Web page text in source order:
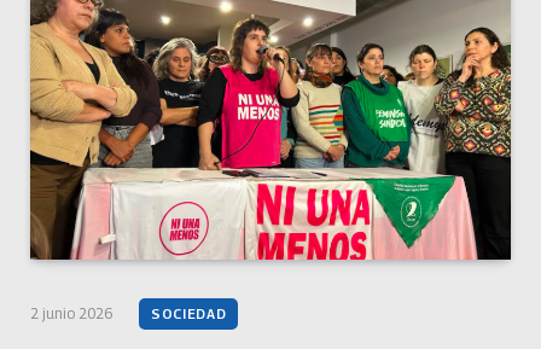
2 junio 2026 SOCIEDAD